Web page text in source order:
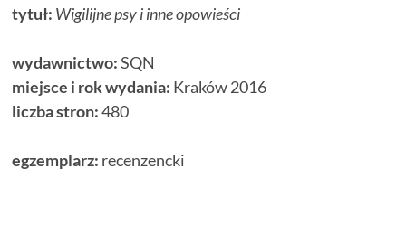
tytuł: Wigilijne psy i inne opowieści
wydawnictwo:SQN
miejsce i rok wydania: Kraków 2016
liczba stron:480
egzemplarz: recenzencki